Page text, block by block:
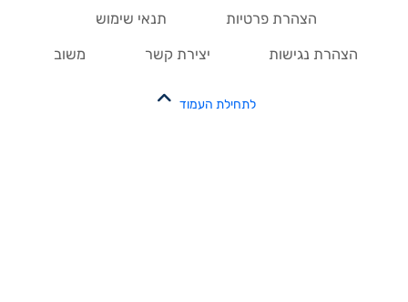
הצהרת פרטיות תנאי שימוש
הצהרת נגישות יצירת קשר משוב
לתחילת העמוד